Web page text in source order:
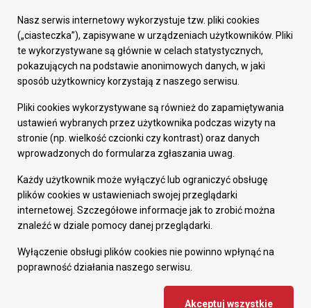
Załatw sprawę
Prezydent Miasta
Rada Miasta
Wydziały
Elektroniczna Skrzynka Podawcza
Gospodarka
Fundusze europejskie
Środki krajowe
Oferty inwestycyjne
Pozostałe
Deklaracja dostępności
Dane osobowe
Dodaj opinię o witrynie
Nasz serwis internetowy wykorzystuje tzw. pliki cookies
(„ciasteczka”), zapisywane w urządzeniach użytkowników. Pliki
te wykorzystywane są głównie w celach statystycznych,
pokazujących na podstawie anonimowych danych, w jaki
sposób użytkownicy korzystają z naszego serwisu.
Pliki cookies wykorzystywane są również do zapamiętywania
ustawień wybranych przez użytkownika podczas wizyty na
stronie (np. wielkość czcionki czy kontrast) oraz danych
wprowadzonych do formularza zgłaszania uwag.
Każdy użytkownik może wyłączyć lub ograniczyć obsługę
plików cookies w ustawieniach swojej przeglądarki
internetowej. Szczegółowe informacje jak to zrobić można
znaleźć w dziale pomocy danej przeglądarki.
Wyłączenie obsługi plików cookies nie powinno wpłynąć na
poprawność działania naszego serwisu.
Akceptuj wszystkie